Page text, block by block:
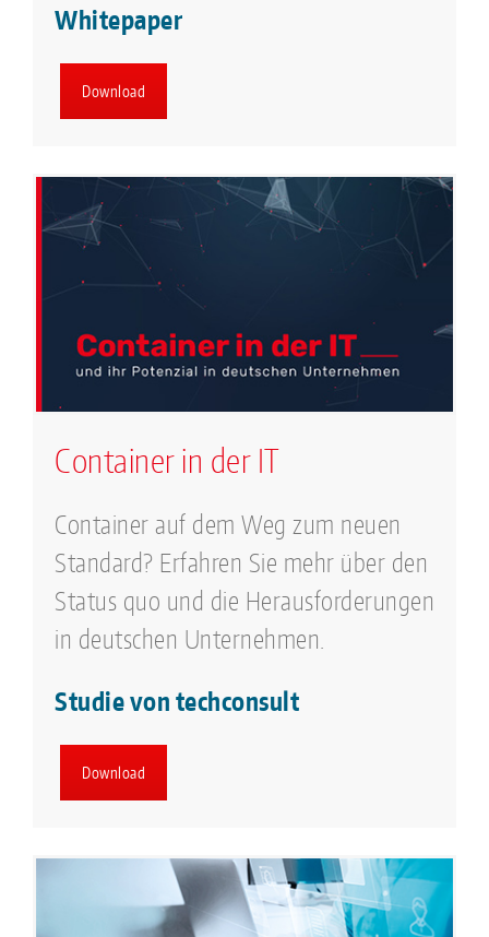
Whitepaper
Download
Container in der IT
Container auf dem Weg zum neuen
Standard? Erfahren Sie mehr über den
Status quo und die Herausforderungen
in deutschen Unternehmen.
Studie von techconsult
Download